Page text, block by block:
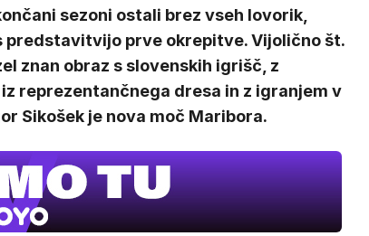
sezoni ostali brez vseh lovorik,
predstavitvijo prve okrepitve. Vijolično št.
znan obraz s slovenskih igrišč, z
reprezentančnega dresa in z igranjem v
Sikošek je nova moč Maribora.